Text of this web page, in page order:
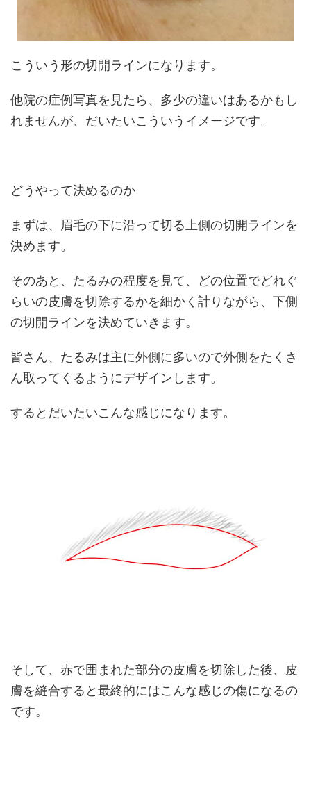
こういう形の切開ラインになります。
他院の症例写真を見たら、多少の違いはあるかもし
れませんが、だいたいこういうイメージです。
どうやって決めるのか
まずは、眉毛の下に沿って切る上側の切開ラインを
決めます。
そのあと、たるみの程度を見て、どの位置でどれぐ
らいの皮膚を切除するかを細かく計りながら、下側
の切開ラインを決めていきます。
皆さん、たるみは主に外側に多いので外側をたくさ
ん取ってくるようにデザインします。
するとだいたいこんな感じになります。
そして、赤で囲まれた部分の皮膚を切除した後、皮
膚を縫合すると最終的にはこんな感じの傷になるの
です。